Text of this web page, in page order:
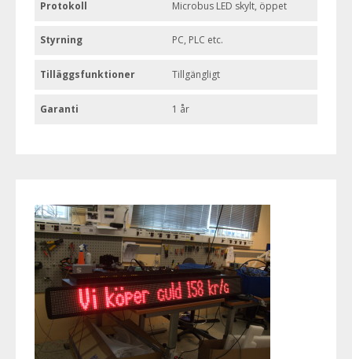
Protokoll Microbus LED skylt, öppet
Styrning PC, PLC etc.
Tilläggsfunktioner Tillgängligt
Garanti 1 år